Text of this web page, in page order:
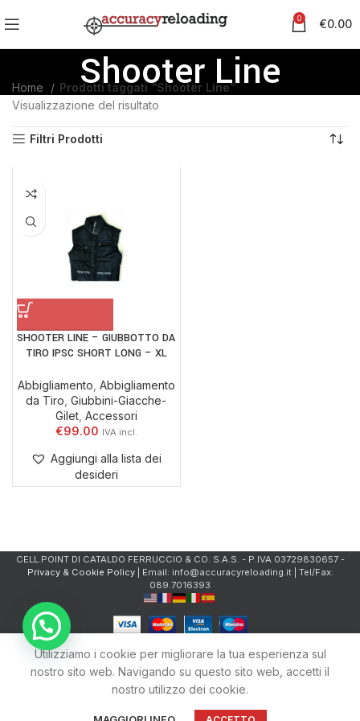
0 €0.00
Shooter Line
Home
Prodotti taggati “Shooter Line”
Visualizzazione del risultato
Filtri Prodotti
SHOOTER LINE – GIUBBOTTO DA
TIRO IPSC SHORT LONG – XL
Abbigliamento Abbigliamento
da Tiro ,Giubbini-Giacche-
Gilet, Accessori
€99.00
Aggiungi alla lista dei
desideri
CELL.POINT DI CATALDO FERRUCCIO & CO. S.A.S. - P.IVA 03729830657 -
Privacy & Cookie Policy| Email: info@accuracyreloading.it | Tel/Fax:
089.7016393
Utilizziamo i cookie per migliorare la tua esperienza sul
nostro sito web. Navigando su questo sito web, accetti il
nostro utilizzo dei cookie.